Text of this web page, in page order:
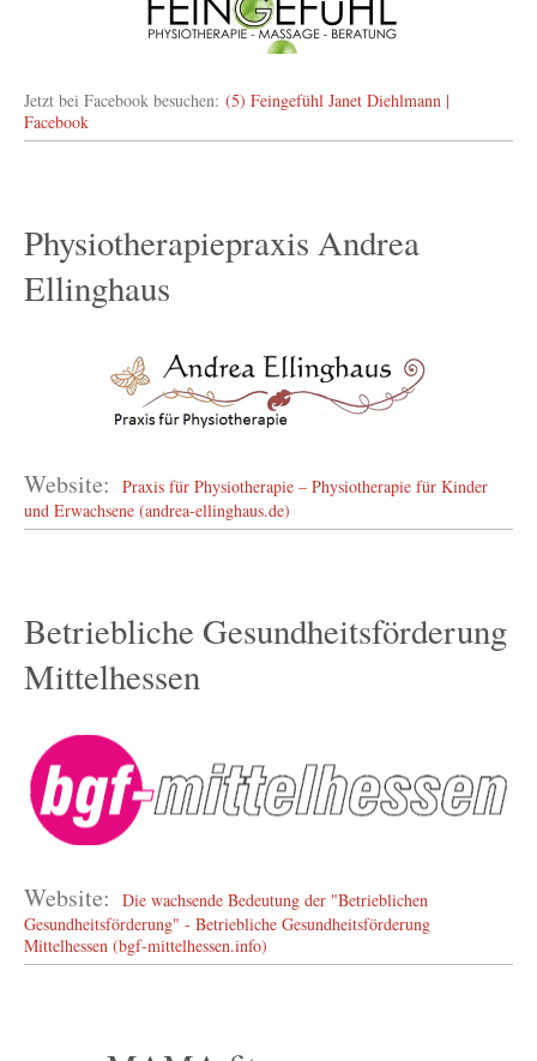
Jetzt bei Facebook besuchen: (5) Feingefühl Janet Diehlmann |
Facebook
Physiotherapiepraxis Andrea
Ellinghaus
Website:
Praxis für Physiotherapie – Physiotherapie für Kinder
und Erwachsene (andrea-ellinghaus.de)
Betriebliche Gesundheitsförderung
Mittelhessen
Website:
Die wachsende Bedeutung der "Betrieblichen
Gesundheitsförderung" - Betriebliche Gesundheitsförderung
Mittelhessen (bgf-mittelhessen.info)